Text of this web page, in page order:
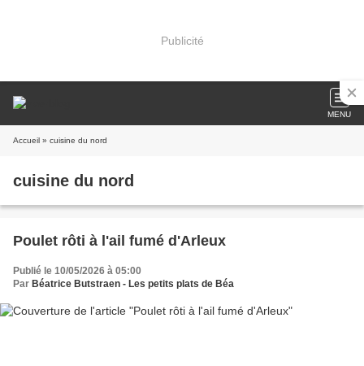
Publicité
MENU
Accueil » cuisine du nord
cuisine du nord
Poulet rôti à l'ail fumé d'Arleux
Publié le 10/05/2026 à 05:00
Par Béatrice Butstraen - Les petits plats de Béa